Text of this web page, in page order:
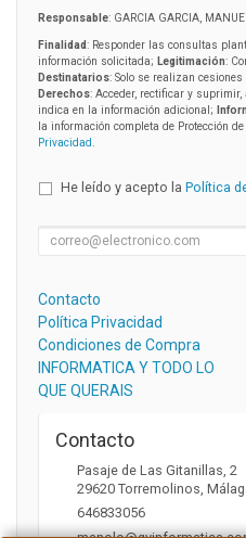
Responsable: GARCIA GARCIA,
Finalidad: Responder las consultas
información solicitada; Legitimación:
Destinatarios: Solo se realizan
Derechos: Acceder, rectificar y suprimir,
indica en la información adicional;
la información completa de Protección
Privacidad
He leído y acepto la Política
Contacto
Política Privacidad
Condiciones de Compra
INFORMATICA Y TODO LO
QUE QUERAIS
Contacto
Pasaje de Las Gitanillas, 2
29620 Torremolinos
646833056